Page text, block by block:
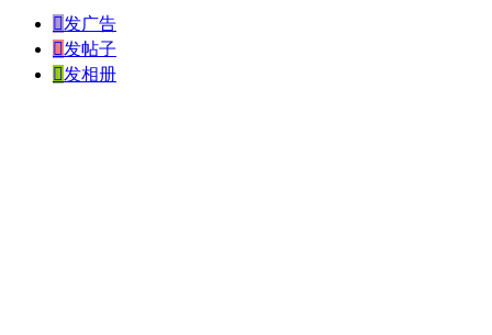
发广告
发帖子
发相册